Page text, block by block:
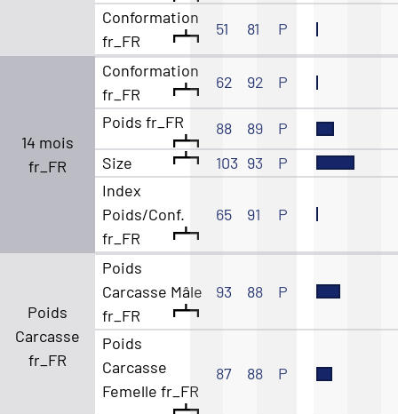
Conformation
fr_FR
51 81 P
14 mois
fr_FR
Conformation
fr_FR
62 92 P
Poids fr_FR 88 89
P
Size
103 93
P
Index
Poids/Conf.
fr_FR
65 91 P
Poids
Carcasse
fr_FR
Poids
Carcasse Mâle
fr_FR
93 88 P
Poids
Carcasse
Femelle fr_FR
87 88 P